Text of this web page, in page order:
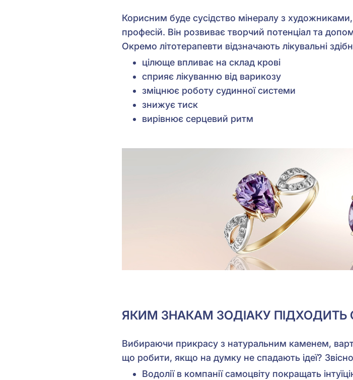
Корисним буде сусідство мінералу з
професій. Він розвиває творчий потенціал та
Окремо літотерапевти відзначають лікувальні
цілюще впливає на склад крові
сприяє лікуванню від варикозу
зміцнює роботу судинної системи
знижує тиск
вирівнює серцевий ритм
ЯКИМ ЗНАКАМ ЗОДІАКУ ПІДХОДИТЬ
Вибираючи прикрасу з натуральним каменем,
що робити, якщо на думку не спадають ідеї?
Водолії в компанії самоцвіту покращать